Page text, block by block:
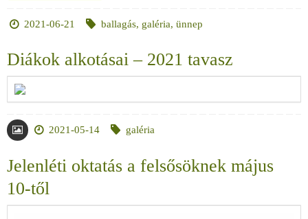
2021-06-21 ballagás, galéria, ünnep
Diákok alkotásai – 2021 tavasz
2021-05-14 galéria
Jelenléti oktatás a felsősöknek május
10-től